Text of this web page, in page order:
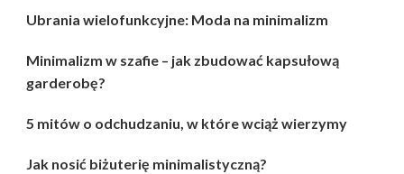
Ubrania wielofunkcyjne: Moda na minimalizm
Minimalizm w szafie – jak zbudować kapsułową
garderobę?
5 mitów o odchudzaniu, w które wciąż wierzymy
Jak nosić biżuterię minimalistyczną?